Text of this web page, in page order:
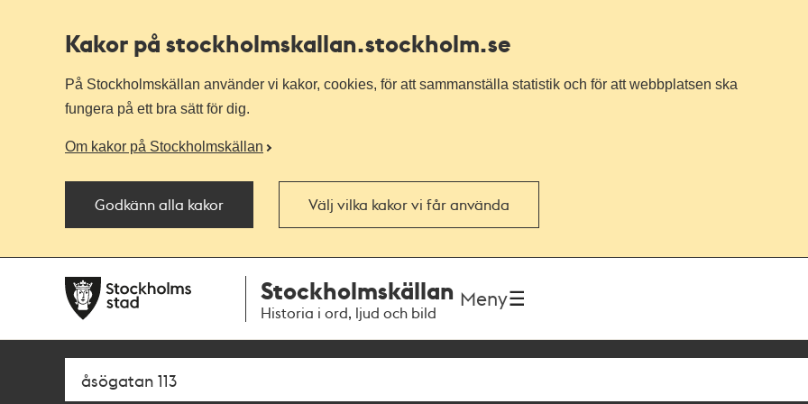
Kakor på stockholmskallan.stockholm.se
På Stockholmskällan använder vi kakor, cookies, för att sammanställa statistik och för att webbplatsen ska
fungera på ett bra sätt för dig.
Om kakor på Stockholmskällan
Godkänn alla kakor Välj vilka kakor vi får använda
navigationen
huvudinnehållet
Stockholmskällan
Historia i ord, ljud och bild
Meny
SökFritextsök